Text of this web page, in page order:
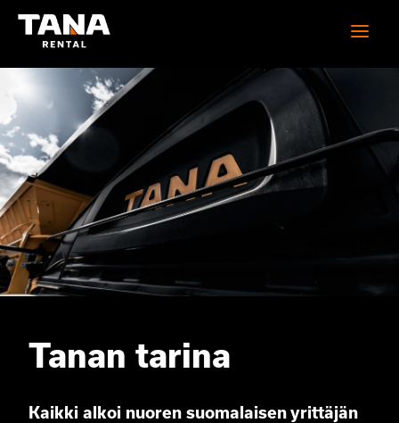
Tanan tarina
Kaikki alkoi nuoren suomalaisen yrittäjän